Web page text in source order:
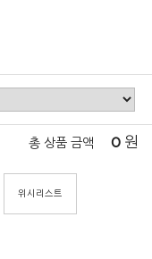
총 상품 금액 0 원
위시리스트